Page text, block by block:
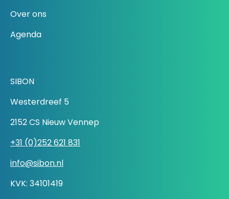
Over ons
Agenda
SIBON
Westerdreef 5
2152 CS Nieuw Vennep
+31 (0)252 621 831
info@sibon.nl
KVK: 34101419